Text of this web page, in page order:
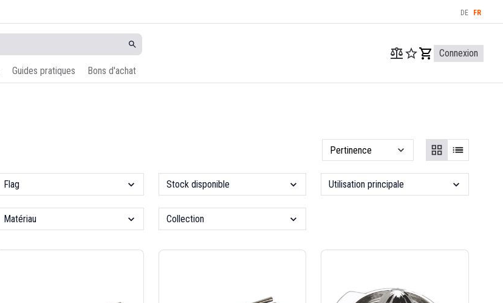
DE FR
Guides pratiques Bons d'achat
Connexion
Flag Stock disponible Utilisation principale
Matériau Collection